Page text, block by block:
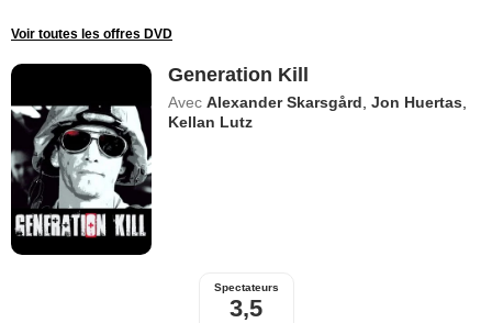
Voir toutes les offres DVD
Generation Kill
Avec Alexander Skarsgård ,Jon Huertas
Kellan Lutz
Spectateurs
3,5